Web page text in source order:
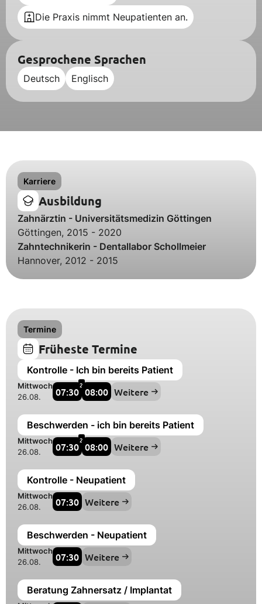
Die Praxis nimmt Neupatienten an.
Gesprochene Sprachen
Deutsch Englisch
Karriere
Ausbildung
Zahnärztin - Universitätsmedizin Göttingen
Göttingen, 2015 - 2020
Zahntechnikerin - Dentallabor Schollmeier
Hannover, 2012 - 2015
Termine
Früheste Termine
Kontrolle - Ich bin bereits Patient
Mittwoch
26.08.
07:30
2
08:00 Weitere
Beschwerden - ich bin bereits Patient
Mittwoch
26.08.
07:30
2
08:00 Weitere
Kontrolle - Neupatient
Mittwoch
26.08.
07:30 Weitere
Beschwerden - Neupatient
Mittwoch
26.08.
07:30 Weitere
Beratung Zahnersatz / Implantat